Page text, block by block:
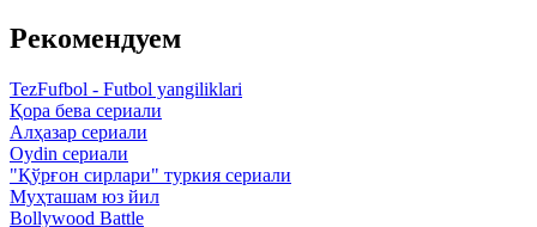
Рекомендуем
TezFufbol - Futbol yangiliklari
Қора бева сериали
Алҳазар сериали
Oydin сериали
"Қўрғон сирлари" туркия сериали
Муҳташам юз йил
Bollywood Battle